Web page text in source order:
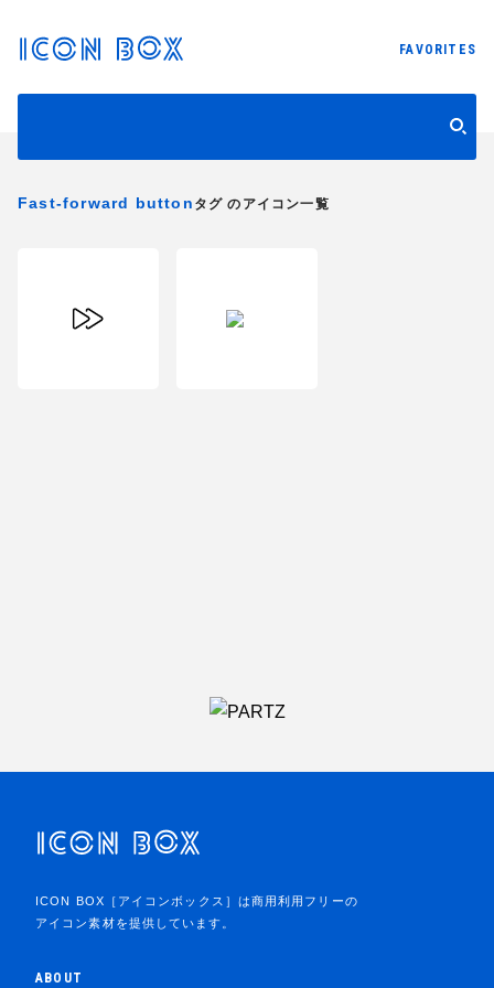
FAVORITES
Fast-forward button タグ のアイコン一覧
ICON BOX［アイコンボックス］は商用利用フリーの
アイコン素材を提供しています。
ABOUT